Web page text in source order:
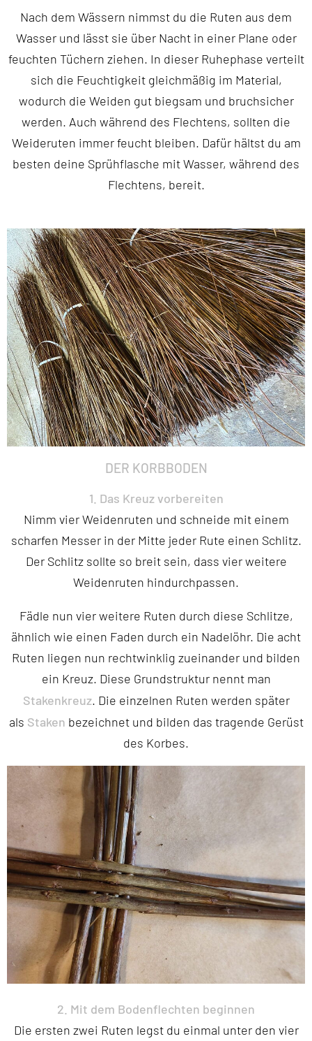
Nach dem Wässern nimmst du die Ruten aus dem
Wasser und lässt sie über Nacht in einer Plane oder
feuchten Tüchern ziehen. In dieser Ruhephase verteilt
sich die Feuchtigkeit gleichmäßig im Material,
wodurch die Weiden gut biegsam und bruchsicher
werden. Auch während des Flechtens, sollten die
Weideruten immer feucht bleiben. Dafür hältst du am
besten deine Sprühflasche mit Wasser, während des
Flechtens, bereit.
DER KORBBODEN
1. Das Kreuz vorbereiten
Nimm vier Weidenruten und schneide mit einem
scharfen Messer in der Mitte jeder Rute einen Schlitz.
Der Schlitz sollte so breit sein, dass vier weitere
Weidenruten hindurchpassen.
Fädle nun vier weitere Ruten durch diese Schlitze,
ähnlich wie einen Faden durch ein Nadelöhr. Die acht
Ruten liegen nun rechtwinklig zueinander und bilden
ein Kreuz. Diese Grundstruktur nennt man
Stakenkreuz. Die einzelnen Ruten werden später
als Staken bezeichnet und bilden das tragende Gerüst
des Korbes.
2. Mit dem Bodenflechten beginnen
Die ersten zwei Ruten legst du einmal unter den vier